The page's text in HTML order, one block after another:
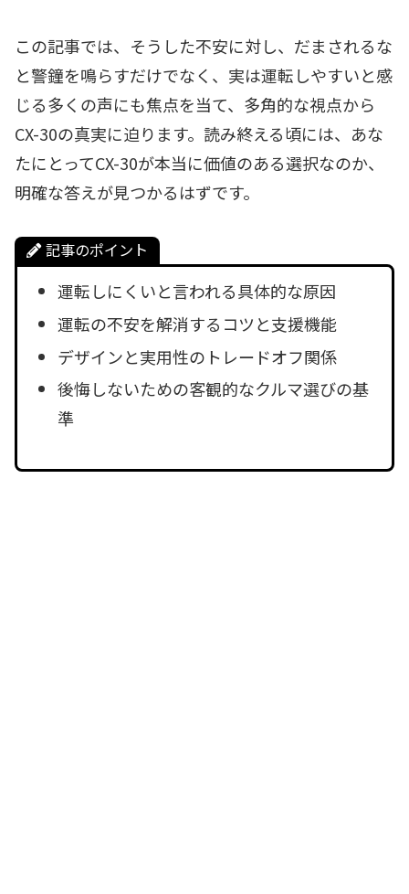
この記事では、そうした不安に対し、だまされるな
と警鐘を鳴らすだけでなく、実は運転しやすいと感
じる多くの声にも焦点を当て、多角的な視点から
CX-30の真実に迫ります。読み終える頃には、あな
たにとってCX-30が本当に価値のある選択なのか、
明確な答えが見つかるはずです。
記事のポイント
運転しにくいと言われる具体的な原因
運転の不安を解消するコツと支援機能
デザインと実用性のトレードオフ関係
後悔しないための客観的なクルマ選びの基
準